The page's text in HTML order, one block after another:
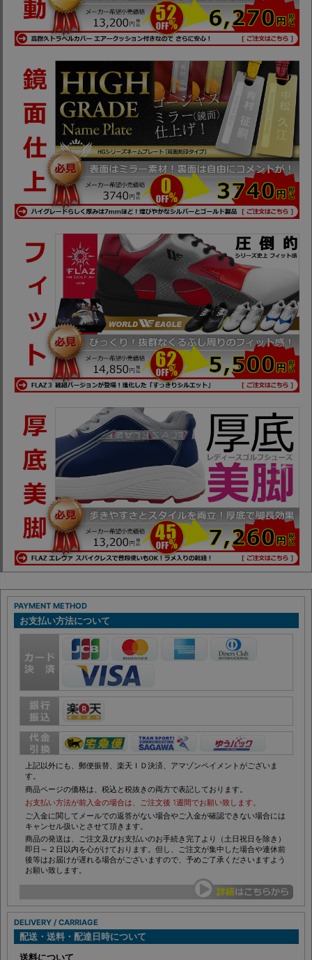
PAYMENT METHOD
お支払い方法について
上記以外にも、郵便振替、楽天ＩＤ決済、アマゾンペイメントがございま
す。
商品ページの価格は、税込と税抜きの両方で表記しております。
お支払い方法が前入金の場合は、ご注文後 1週間でお願い致します。
ご入金に関してメールでの返答がない場合やご入金が確認できない場合には
キャンセル扱いとさせて頂きます。
商品の発送は、ご注文及びお支払いのお手続き完了より（土日祝日を除き）
即日～２日以内を心がけております。但し、ご注文が集中した場合や連休前
後等はお届けが遅れる場合がございますので、予めご了承くださいますよう
お願い致します。
DELIVERY / CARRIAGE
配送・送料・配達日時について